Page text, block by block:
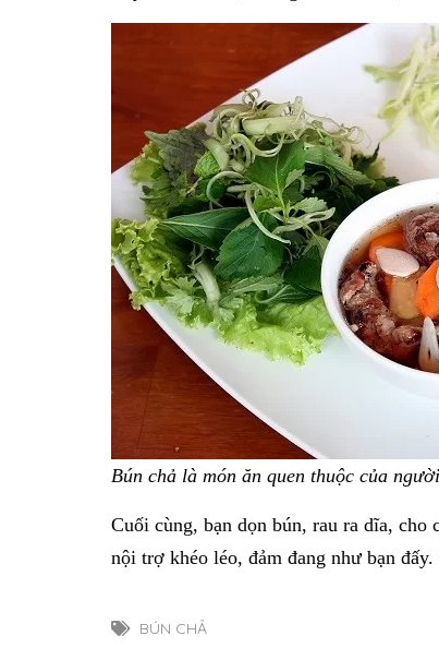
Bún chả là món ăn quen thuộc của
Cuối cùng, bạn dọn bún, rau ra dĩa, cho
nội trợ khéo léo, đảm đang như bạn
BÚN CHẢ